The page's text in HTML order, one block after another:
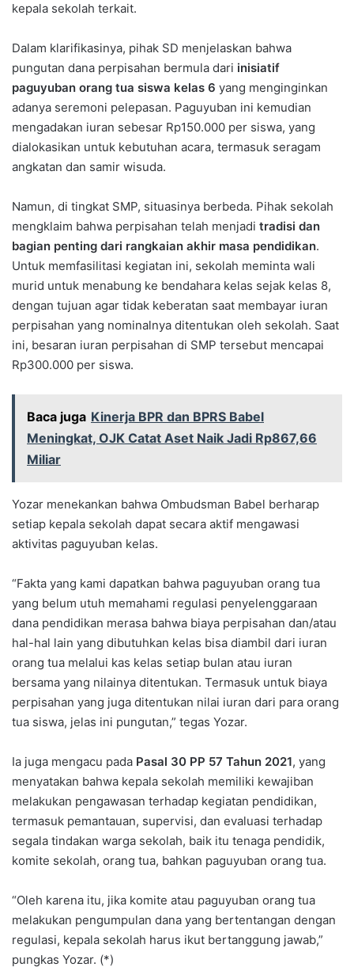
kepala sekolah terkait.
Dalam klarifikasinya, pihak SD menjelaskan bahwa
pungutan dana perpisahan bermula dari inisiatif
paguyuban orang tua siswa kelas 6 yang menginginkan
adanya seremoni pelepasan. Paguyuban ini kemudian
mengadakan iuran sebesar Rp150.000 per siswa, yang
dialokasikan untuk kebutuhan acara, termasuk seragam
angkatan dan samir wisuda.
Namun, di tingkat SMP, situasinya berbeda. Pihak sekolah
mengklaim bahwa perpisahan telah menjadi tradisi dan
bagian penting dari rangkaian akhir masa pendidikan.
Untuk memfasilitasi kegiatan ini, sekolah meminta wali
murid untuk menabung ke bendahara kelas sejak kelas 8,
dengan tujuan agar tidak keberatan saat membayar iuran
perpisahan yang nominalnya ditentukan oleh sekolah. Saat
ini, besaran iuran perpisahan di SMP tersebut mencapai
Rp300.000 per siswa.
Baca juga Kinerja BPR dan BPRS Babel
Meningkat, OJK Catat Aset Naik Jadi Rp867,66
Miliar
Yozar menekankan bahwa Ombudsman Babel berharap
setiap kepala sekolah dapat secara aktif mengawasi
aktivitas paguyuban kelas.
“Fakta yang kami dapatkan bahwa paguyuban orang tua
yang belum utuh memahami regulasi penyelenggaraan
dana pendidikan merasa bahwa biaya perpisahan dan/atau
hal-hal lain yang dibutuhkan kelas bisa diambil dari iuran
orang tua melalui kas kelas setiap bulan atau iuran
bersama yang nilainya ditentukan. Termasuk untuk biaya
perpisahan yang juga ditentukan nilai iuran dari para orang
tua siswa, jelas ini pungutan,” tegas Yozar.
Ia juga mengacu pada Pasal 30 PP 57 Tahun 2021, yang
menyatakan bahwa kepala sekolah memiliki kewajiban
melakukan pengawasan terhadap kegiatan pendidikan,
termasuk pemantauan, supervisi, dan evaluasi terhadap
segala tindakan warga sekolah, baik itu tenaga pendidik,
komite sekolah, orang tua, bahkan paguyuban orang tua.
“Oleh karena itu, jika komite atau paguyuban orang tua
melakukan pengumpulan dana yang bertentangan dengan
regulasi, kepala sekolah harus ikut bertanggung jawab,”
pungkas Yozar. (*)